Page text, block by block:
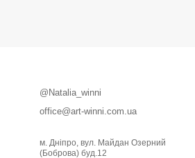
@Natalia_winni
office@art-winni.com.ua
м. Дніпро, вул. Майдан Озерний
(Боброва) буд.12